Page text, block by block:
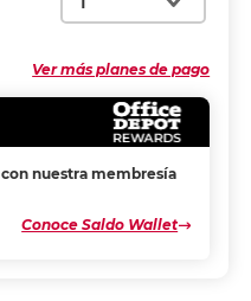
Ver más planes de pago
con nuestra membresía
Conoce Saldo Wallet